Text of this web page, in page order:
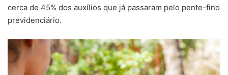
cerca de 45% dos auxílios que já passaram pelo pente-fino
previdenciário.